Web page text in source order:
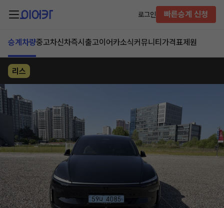
로그인 빠른승계 신청
승계차량중고차신차즉시출고이어카소식커뮤니티 가격표제원
리스